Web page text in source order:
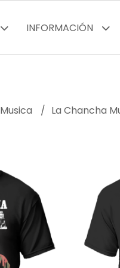
INFORMACIÓN
Musica La Chancha